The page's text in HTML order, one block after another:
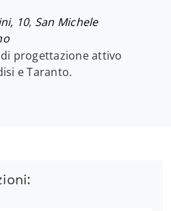
10, San Michele
progettazione attivo
e Taranto.